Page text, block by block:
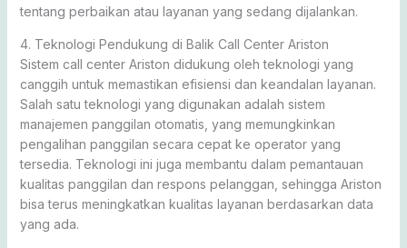
tentang perbaikan atau layanan yang sedang dijalankan.
4. Teknologi Pendukung di Balik Call Center Ariston
Sistem call center Ariston didukung oleh teknologi yang
canggih untuk memastikan efisiensi dan keandalan layanan.
Salah satu teknologi yang digunakan adalah sistem
manajemen panggilan otomatis, yang memungkinkan
pengalihan panggilan secara cepat ke operator yang
tersedia. Teknologi ini juga membantu dalam pemantauan
kualitas panggilan dan respons pelanggan, sehingga Ariston
bisa terus meningkatkan kualitas layanan berdasarkan data
yang ada.